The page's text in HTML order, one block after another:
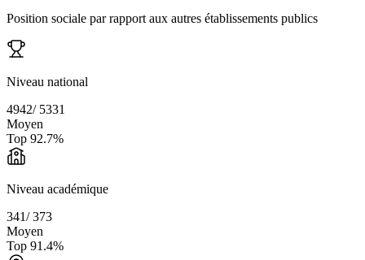
Position sociale par rapport aux autres établissements publics
Niveau national
4942/ 5331
Moyen
Top 92.7%
Niveau académique
341/373
Moyen
Top 91.4%